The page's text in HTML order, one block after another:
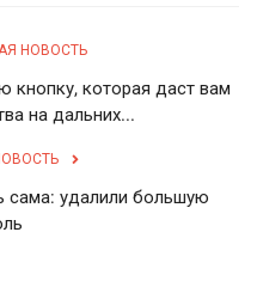
НОВОСТЬ
кнопку, которая даст вам
на дальних...
сама: удалили большую